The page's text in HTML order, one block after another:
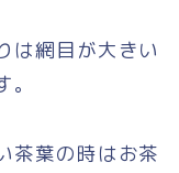
は網目が大きい
茶葉の時はお茶